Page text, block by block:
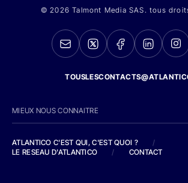
© 2026 Talmont Media SAS. tous
MIEUX NOUS CONNAITRE
ATLANTICO C'EST QUI, C'EST QUOI ?
/
LE RESEAU D'ATLANTICO
/ CONTACT